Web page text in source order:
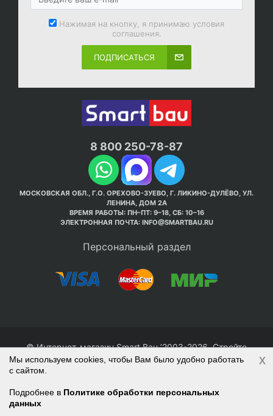
Нажимая на кнопку, я принимаю условия
соглашения.
ПОДПИСАТЬСЯ
8 800 250-78-87
МОСКОВСКАЯ ОБЛ., Г.О. ОРЕХОВО-ЗУЕВО, Г. ЛИКИНО-ДУЛЁВО, УЛ.
ЛЕНИНА, ДОМ 2А
ВРЕМЯ РАБОТЫ: ПН–ПТ: 9–18, СБ: 10–16
ЭЛЕКТРОННАЯ ПОЧТА: INFO@SMARTBAU.RU
Персональный раздел
© Интернет-магазин Smart Bau ’2003-2026. Стройте
правильно с 1-го раза.
Политика обработки персональных данных
Войти
Регистрация
Корзина
Мы используем cookies, чтобы Вам было удобно работать
с сайтом.
Подробнее в Политике обработки персональных
данных
x